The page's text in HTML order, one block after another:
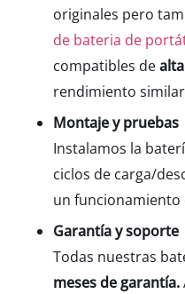
originales pero
de bateria de
compatibles dealta
rendimiento similar
Montajeypruebas
Instalamos la
ciclos de carga/
un funcionamiento
Garantíaysoporte
Todas nuestras
mesesdegarantía.